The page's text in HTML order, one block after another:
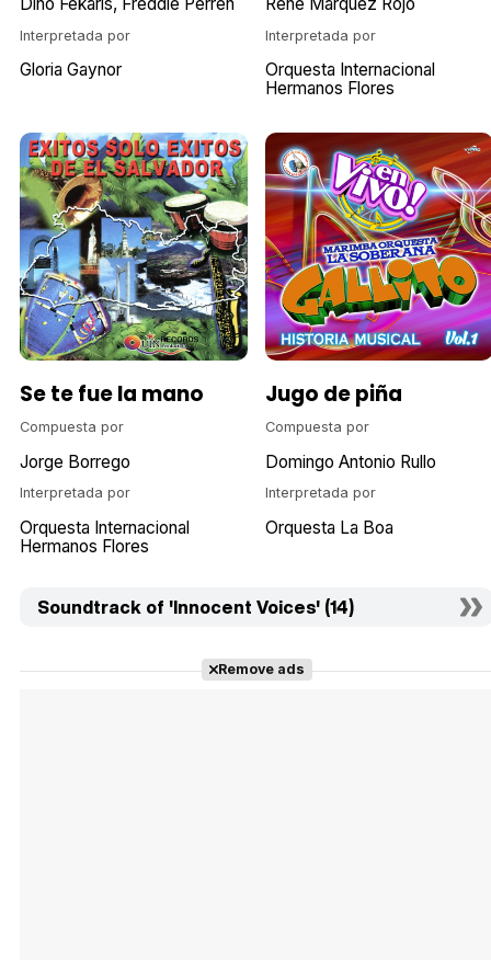
Interpretada por
Gloria Gaynor
Interpretada por
Orquesta Internacional
Hermanos Flores
Se te fue la mano
Compuesta por
Jorge Borrego
Interpretada por
Orquesta Internacional
Hermanos Flores
Jugo de piña
Compuesta por
Domingo Antonio Rullo
Interpretada por
Orquesta La Boa
Soundtrack of 'Innocent Voices' (14)
Remove ads